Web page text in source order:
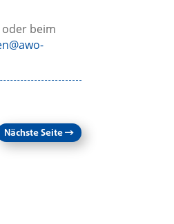
beim
Nächste Seite→